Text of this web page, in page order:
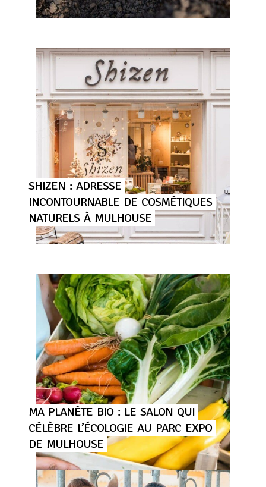
SHIZEN : ADRESSE
INCONTOURNABLE DE COSMÉTIQUES
NATURELS À MULHOUSE
MA PLANÈTE BIO : LE SALON QUI
CÉLÈBRE L’ÉCOLOGIE AU PARC EXPO
DE MULHOUSE